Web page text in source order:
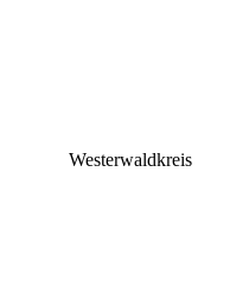
Westerwaldkreis